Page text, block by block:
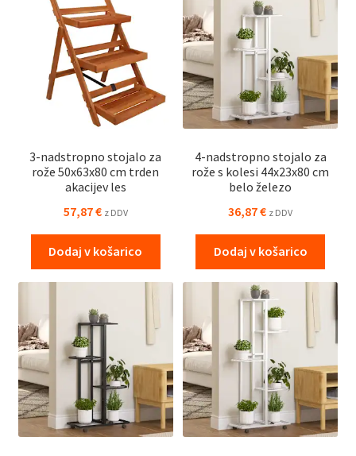
3-nadstropno stojalo za
rože 50x63x80 cm trden
akacijev les
57,87€ z DDV
Dodaj v košarico
4-nadstropno stojalo za
rože s kolesi 44x23x80 cm
belo železo
36,87€ z DDV
Dodaj v košarico